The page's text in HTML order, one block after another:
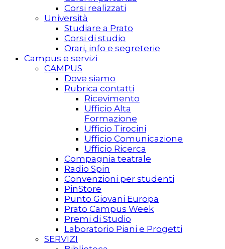
Corsi realizzati
Università
Studiare a Prato
Corsi di studio
Orari, info e segreterie
Campus e servizi
CAMPUS
Dove siamo
Rubrica contatti
Ricevimento
Ufficio Alta
Formazione
Ufficio Tirocini
Ufficio Comunicazione
Ufficio Ricerca
Compagnia teatrale
Radio Spin
Convenzioni per studenti
PinStore
Punto Giovani Europa
Prato Campus Week
Premi di Studio
Laboratorio Piani e Progetti
SERVIZI